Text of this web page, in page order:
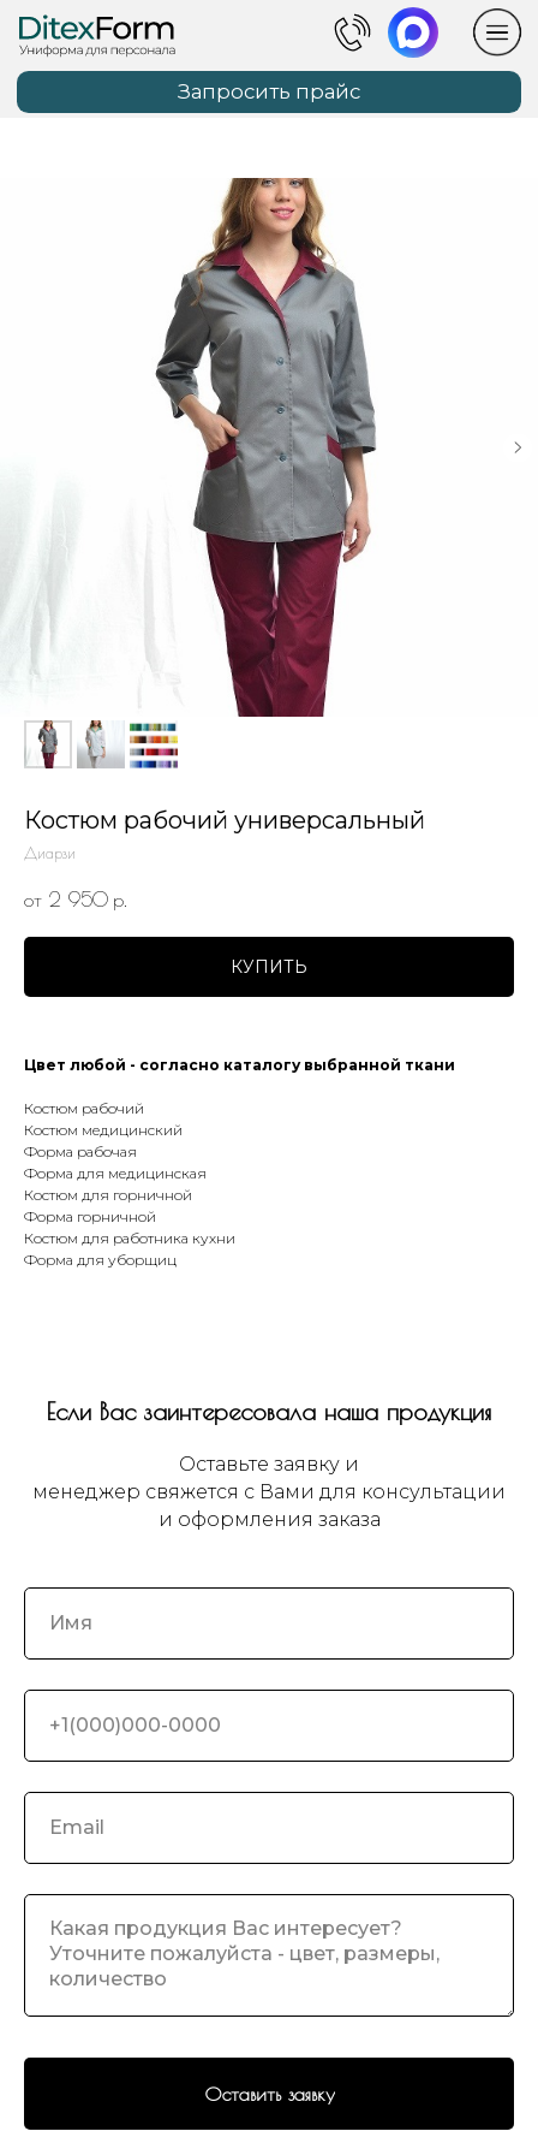
Костюм рабочий универсальный
Диарзи
от 2 950 р.
КУПИТЬ
Цвет любой - согласно каталогу выбранной ткани
Костюм рабочий
Костюм медицинский
Форма рабочая
Форма для медицинская
Костюм для горничной
Форма горничной
Костюм для работника кухни
Форма для уборщиц
Если Вас заинтересовала наша продукция
Оставьте заявку и
менеджер свяжется с Вами для консультации
и оформления заказа
Оставить заявку